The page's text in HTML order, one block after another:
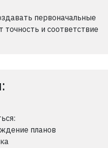
первоначальные
точность и соответствие
планов